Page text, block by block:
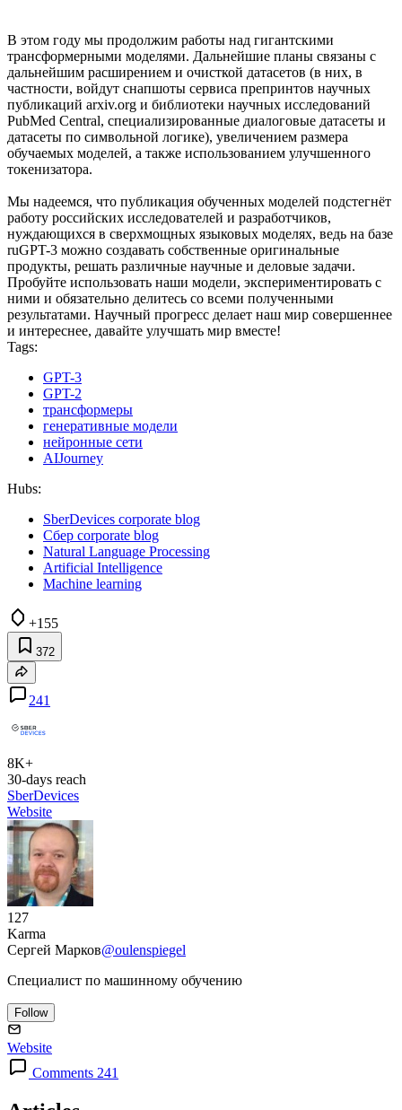
В этом году мы продолжим работы над гигантскими
трансформерными моделями. Дальнейшие планы связаны с
дальнейшим расширением и очисткой датасетов (в них, в
частности, войдут снапшоты сервиса препринтов научных
публикаций arxiv.org и библиотеки научных исследований
PubMed Central, специализированные диалоговые датасеты и
датасеты по символьной логике), увеличением размера
обучаемых моделей, а также использованием улучшенного
токенизатора.
Мы надеемся, что публикация обученных моделей подстегнёт
работу российских исследователей и разработчиков,
нуждающихся в сверхмощных языковых моделях, ведь на базе
ruGPT-3 можно создавать собственные оригинальные
продукты, решать различные научные и деловые задачи.
Пробуйте использовать наши модели, экспериментировать с
ними и обязательно делитесь со всеми полученными
результатами. Научный прогресс делает наш мир совершеннее
и интереснее, давайте улучшать мир вместе!
Tags:
GPT-3
GPT-2
трансформеры
генеративные модели
нейронные сети
AIJourney
Hubs:
SberDevices corporate blog
Сбер corporate blog
Natural Language Processing
Artificial Intelligence
Machine learning
+155
372
241
8K+
30-days reach
SberDevices
Website
127
Karma
Сергей Марков@oulenspiegel
Специалист по машинному обучению
Follow
Website
Comments 241